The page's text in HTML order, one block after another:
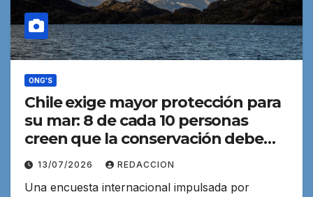
ONG'S
Chile exige mayor protección para
su mar: 8 de cada 10 personas
creen que la conservación debe
ser prioridad en las costas
13/07/2026 REDACCION
Una encuesta internacional impulsada por